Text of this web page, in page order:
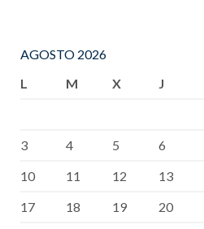
AGOSTO 2026
L
M X J
3
4 5 6
10
11 12 13
17
18 19 20